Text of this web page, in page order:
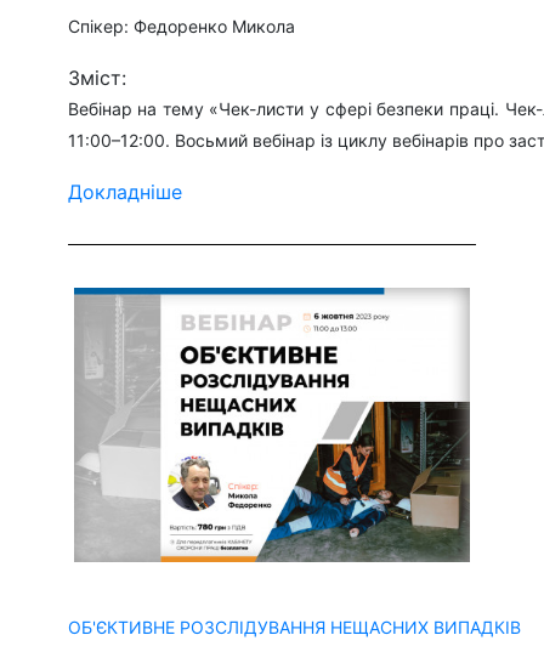
Спікер: Федоренко Микола
Зміст:
Вебінар на тему «Чек-листи у сфері безпеки праці.
11:00–12:00. Восьмий вебінар із циклу вебінарів про
Докладніше
ОБ'ЄКТИВНЕ РОЗСЛІДУВАННЯ НЕЩАСНИХ ВИПАДКІВ